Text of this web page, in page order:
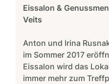
Eissalon &
Veits
Anton und Irina
im Sommer 2017
Eissalon wird das
immer mehr zum